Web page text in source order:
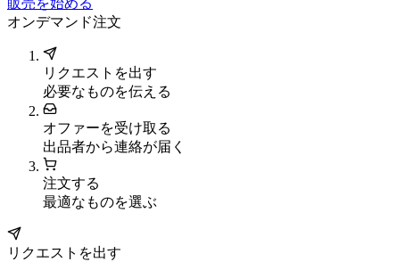
販売を始める
オンデマンド注文
リクエストを出す
必要なものを伝える
オファーを受け取る
出品者から連絡が届く
注文する
最適なものを選ぶ
リクエストを出す